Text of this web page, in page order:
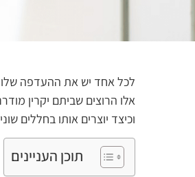
לכל אחד יש את ההעדפה שלו
אלו הרוצים שביתם יקרין
וכיצד יוצרים אותו בחללים
תוכן העניינים